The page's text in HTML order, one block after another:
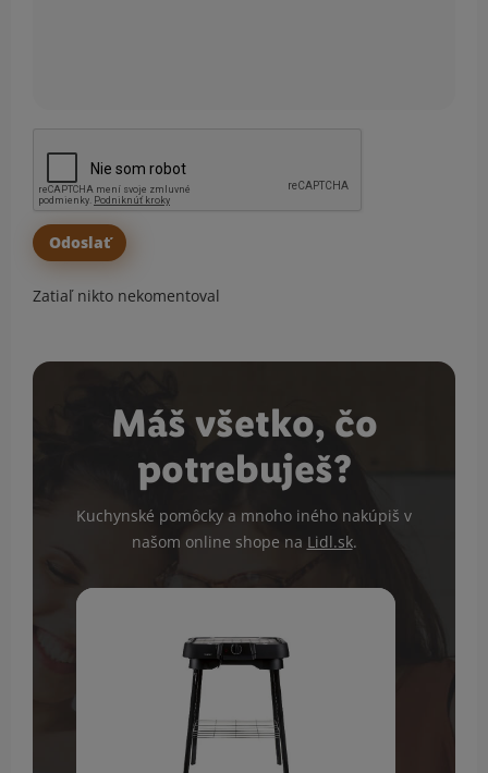
Zatiaľ nikto nekomentoval
Máš všetko, čo
potrebuješ?
Kuchynské pomôcky a mnoho iného nakúpiš v
našom online shope na Lidl.sk.